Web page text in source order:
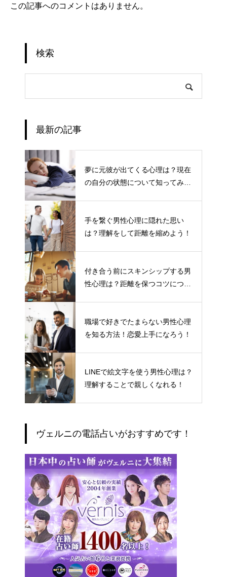
この記事へのコメントはありません。
検索
最新の記事
夢に元彼が出てくる心理は？現在
の自分の状態について知ってみよ
手を繋ぐ男性心理に隠れた思い
は？理解をして距離を縮めよう！
付き合う前にスキンシップする男
性心理は？距離を保つコツについ
職場で好きでたまらない男性心理
を知る方法！恋愛上手になろう！
LINEで絵文字を使う男性心理は？
理解することで親しくなれる！
ヴェルニの電話占いがおすすめです！